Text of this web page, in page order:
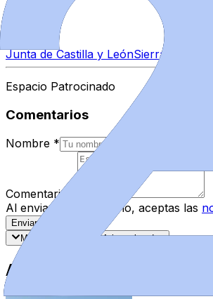
Junta de Castilla y LeónSierra de la
Espacio Patrocinado
Comentarios
Nombre *
Comentario
Al enviar tu comentario, aceptas las
Enviar Comentario
Más recientes
Mejor valorados
Artículos Destacados